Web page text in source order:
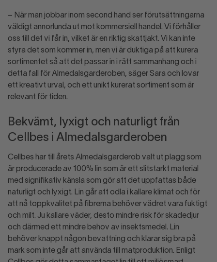
– När man jobbar inom second hand ser förutsättningarna
väldigt annorlunda ut mot kommersiell handel. Vi förhåller
oss till det vi får in, vilket är en riktig skattjakt. Vi kan inte
styra det som kommer in, men vi är duktiga på att kurera
sortimentet så att det passar in i rätt sammanhang och i
detta fall för Almedalsgarderoben, säger Sara och lovar
ett kreativt urval, och ett unikt kurerat sortiment som är
relevant för tiden.
Bekvämt, lyxigt och naturligt från
Cellbes i Almedalsgarderoben
Cellbes har till årets Almedalsgarderob valt ut plagg som
är producerade av 100% lin som är ett slitstarkt material
med signifikativ känsla som gör att det uppfattas både
naturligt och lyxigt. Lin går att odla i kallare klimat och för
att nå toppkvalitet på fibrerna behöver vädret vara fuktigt
och milt. Ju kallare väder, desto mindre risk för skadedjur
och därmed ett mindre behov av insektsmedel. Lin
behöver knappt någon bevattning och klarar sig bra på
mark som inte går att använda till matproduktion. Enligt